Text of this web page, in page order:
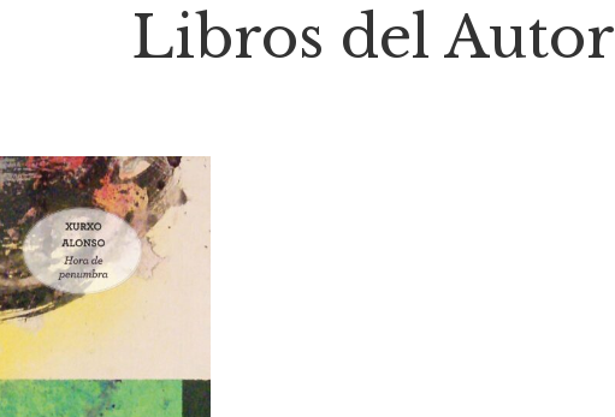
Libros del Autor